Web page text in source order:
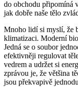
do obchodu připomíná
jak dobře naše tělo
Mnoho lidí si myslí, že
klimatizaci. Moderní
Jedná se o soubor
efektivněji regulovat
vedrem a udržet si
zprávou je, že většina
jsou překvapivě